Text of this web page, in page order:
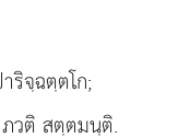
ริจฺฉตฺตโก;
วติ สตฺตมนฺติ.